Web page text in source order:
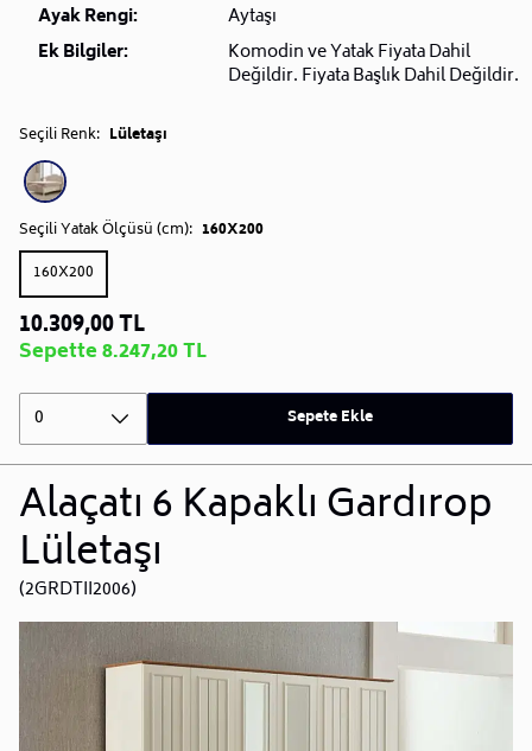
Ayak Rengi:
Aytaşı
Ek Bilgiler:
Komodin ve Yatak Fiyata Dahil
Değildir. Fiyata Başlık Dahil Değildir.
Seçili Renk: Lületaşı
Seçili Yatak Ölçüsü (cm): 160X200
160X200
10.309,00 TL
Sepette 8.247,20 TL
0 Sepete Ekle
Alaçatı 6 Kapaklı Gardırop
Lületaşı
(2GRDTII2006)